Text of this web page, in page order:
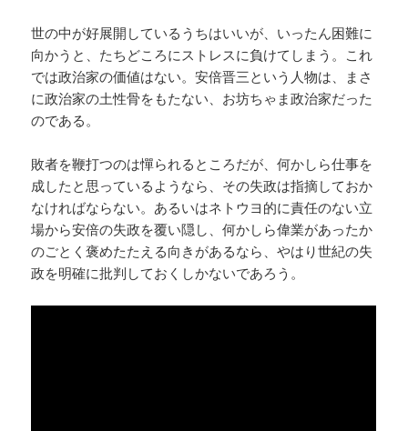
世の中が好展開しているうちはいいが、いったん困難に
向かうと、たちどころにストレスに負けてしまう。これ
では政治家の価値はない。安倍晋三という人物は、まさ
に政治家の土性骨をもたない、お坊ちゃま政治家だった
のである。
敗者を鞭打つのは憚られるところだが、何かしら仕事を
成したと思っているようなら、その失政は指摘しておか
なければならない。あるいはネトウヨ的に責任のない立
場から安倍の失政を覆い隠し、何かしら偉業があったか
のごとく褒めたたえる向きがあるなら、やはり世紀の失
政を明確に批判しておくしかないであろう。